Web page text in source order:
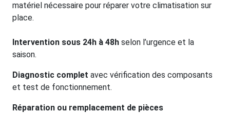
matériel nécessaire pour réparer votre climatisation sur
place.
Intervention sous 24h à 48h selon l’urgence et la
saison.
Diagnostic complet avec vérification des composants
et test de fonctionnement.
Réparation ou remplacement de pièces